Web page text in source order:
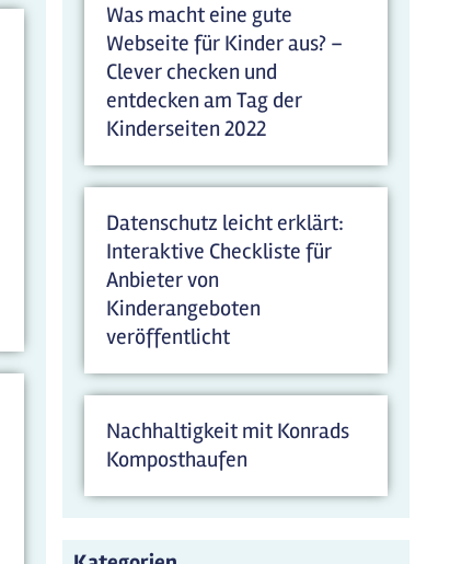
Was macht eine gute
Webseite für Kinder aus? –
Clever checken und
entdecken am Tag der
Kinderseiten 2022
Datenschutz leicht erklärt:
Interaktive Checkliste für
Anbieter von
Kinderangeboten
veröffentlicht
Nachhaltigkeit mit Konrads
Komposthaufen